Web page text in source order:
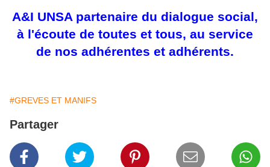
A&I UNSA partenaire du dialogue social,
à l'écoute de toutes et tous, au service
de nos adhérentes et adhérents.
#GREVES ET MANIFS
Partager